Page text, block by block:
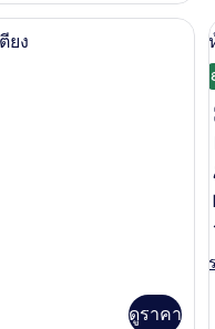
ตู้นิรภัยในห้องพัก
ตูดิโอสวีท, เตียงคิงไซส์ 1 เตียง
ยง
ดูราคา